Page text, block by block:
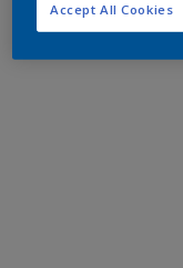
Accept All Cookies